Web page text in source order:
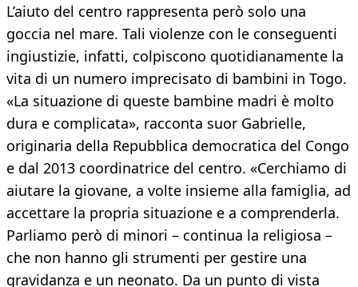
L’aiuto del centro rappresenta però solo una
goccia nel mare. Tali violenze con le conseguenti
ingiustizie, infatti, colpiscono quotidianamente la
vita di un numero imprecisato di bambini in Togo.
«La situazione di queste bambine madri è molto
dura e complicata», racconta suor Gabrielle,
originaria della Repubblica democratica del Congo
e dal 2013 coordinatrice del centro. «Cerchiamo di
aiutare la giovane, a volte insieme alla famiglia, ad
accettare la propria situazione e a comprenderla.
Parliamo però di minori – continua la religiosa –
che non hanno gli strumenti per gestire una
gravidanza e un neonato. Da un punto di vista